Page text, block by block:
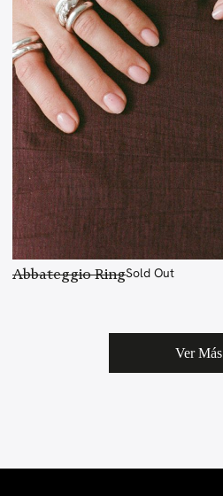
Abbateggio RingSold Out
Ver Más